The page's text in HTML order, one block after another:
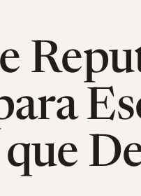
que